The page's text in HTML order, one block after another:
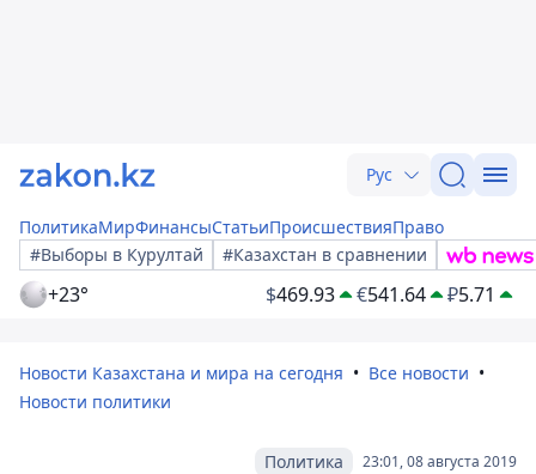
Рус
ПолитикаМирФинансыСтатьиПроисшествияПраво
#Выборы в Курултай
#Казахстан в сравнении
+23° $469.93 €541.64 ₽5.71
Новости Казахстана и мира на сегодня
Все новости
Новости политики
23:01, 08 августа 2019
Политика